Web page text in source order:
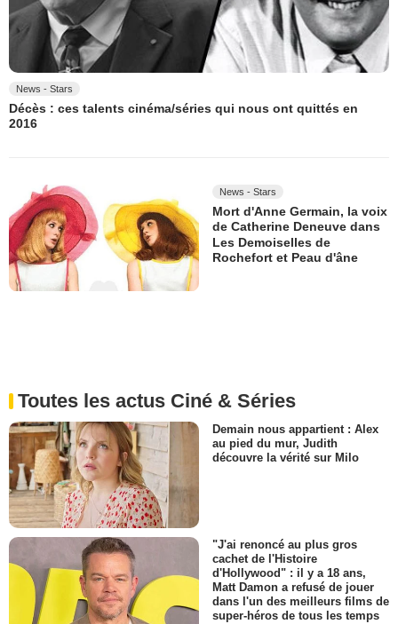
News - Stars
Décès : ces talents cinéma/séries qui nous ont quittés en
2016
News - Stars
Mort d'Anne Germain, la voix
de Catherine Deneuve dans
Les Demoiselles de
Rochefort et Peau d'âne
Toutes les actus Ciné & Séries
Demain nous appartient : Alex
au pied du mur, Judith
découvre la vérité sur Milo
"J'ai renoncé au plus gros
cachet de l'Histoire
d'Hollywood" : il y a 18 ans,
Matt Damon a refusé de jouer
dans l'un des meilleurs films de
super-héros de tous les temps